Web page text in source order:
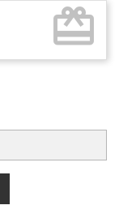
card_giftcard